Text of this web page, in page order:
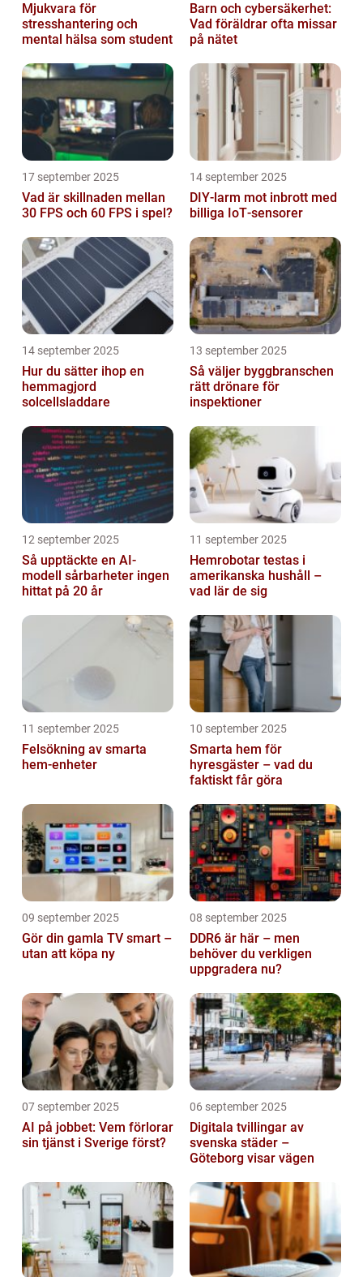
Mjukvara för
stresshantering och
mental hälsa som student
Barn och cybersäkerhet:
Vad föräldrar ofta missar
på nätet
17 september 2025
Vad är skillnaden mellan
30 FPS och 60 FPS i spel?
14 september 2025
DIY‑larm mot inbrott med
billiga IoT‑sensorer
14 september 2025
Hur du sätter ihop en
hemmagjord
solcellsladdare
13 september 2025
Så väljer byggbranschen
rätt drönare för
inspektioner
12 september 2025
Så upptäckte en AI-
modell sårbarheter ingen
hittat på 20 år
11 september 2025
Hemrobotar testas i
amerikanska hushåll –
vad lär de sig
11 september 2025
Felsökning av smarta
hem-enheter
10 september 2025
Smarta hem för
hyresgäster – vad du
faktiskt får göra
09 september 2025
Gör din gamla TV smart –
utan att köpa ny
08 september 2025
DDR6 är här – men
behöver du verkligen
uppgradera nu?
07 september 2025
AI på jobbet: Vem förlorar
sin tjänst i Sverige först?
06 september 2025
Digitala tvillingar av
svenska städer –
Göteborg visar vägen